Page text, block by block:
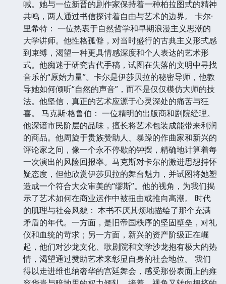
喊。她与一位新晋的剧作家保持着一种柏拉图式的精神
共鸣，两人通过书信探讨着自由与艺术的边界。 卡尔·
里希特： 一位热衷于自然哲学和早期浪漫主义思潮的
大学讲师。他性格孤僻，对当时盛行的古典主义形式感
到束缚，渴望一种更具情感深度和个人表达的艺术形
式。他痴迷于研究古代手稿，试图在失落的文明中寻找
音乐的“原始力量”。卡尔是伊莎贝拉的秘密导师，他教
导她如何倾听“自然的声音”，而不是仅仅模仿大师的技
法。他坚信，真正的艺术应源于心灵深处的痛苦与狂
喜。 马克斯·格鲁伯： 一位精明的出版商和剧院经理。
他深谙市民阶层的品味，擅长将艺术包装成能带来利润
的商品。他周旋于贵族赞助人、暴躁的作曲家和新兴的
评论家之间，像一个永不停歇的钟摆，精确地计算着每
一次演出的风险回报率。马克斯对卡尔的激进思想持怀
疑态度，但他欣赏伊莎贝拉的舞台魅力，并试图将她塑
造成一个符合大众审美的“缪斯”。他的视角，为我们揭
示了艺术如何在商业运作中被扭曲或推向高潮。 时代
的肌理与社会风貌： 本书不厌其烦地描绘了那个充满
矛盾的年代。一方面，是旧帝国秩序的坚固壁垒，对礼
仪和血统的苛求；另一方面，新兴的资产阶级正在崛
起，他们对沙龙文化、歌剧院和文学沙龙抱有极大的热
情，渴望通过赞助艺术来彰显自身的社会地位。 我们
得以走进维也纳奢华的宫廷舞会，感受那份表面上的雍